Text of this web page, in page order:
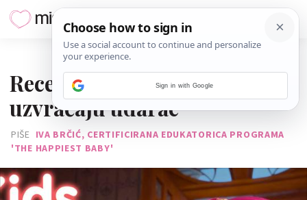
Recenzija kino hita: 'Patuljci
uzvraćaju udarac'
PIŠE IVA BRČIĆ, CERTIFICIRANA EDUKATORICA PROGRAMA
'THE HAPPIEST BABY'
Sign in with Google